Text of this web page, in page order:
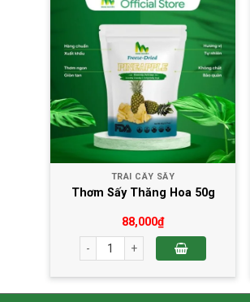
Yêu thích
TRÁI CÂY SẤY
Thơm Sấy Thăng Hoa 50g
88,000₫
Thơm Sấy Thăng Hoa 50g số lượng
50g số lượng